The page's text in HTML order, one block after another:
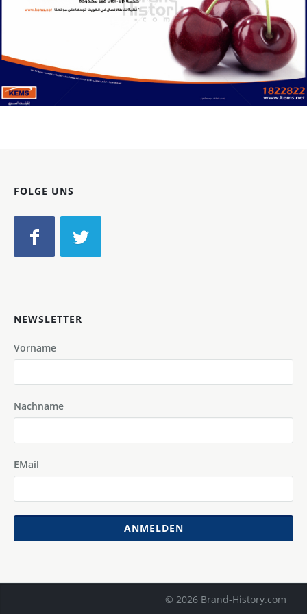
KEMS 2010
Bild-ID: 61103
FOLGE UNS
NEWSLETTER
Vorname
Nachname
EMail
ANMELDEN
© 2026 Brand-History.com